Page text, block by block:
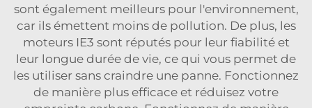
sont également meilleurs pour l'environnement,
car ils émettent moins de pollution. De plus, les
moteurs IE3 sont réputés pour leur fiabilité et
leur longue durée de vie, ce qui vous permet de
les utiliser sans craindre une panne. Fonctionnez
de manière plus efficace et réduisez votre